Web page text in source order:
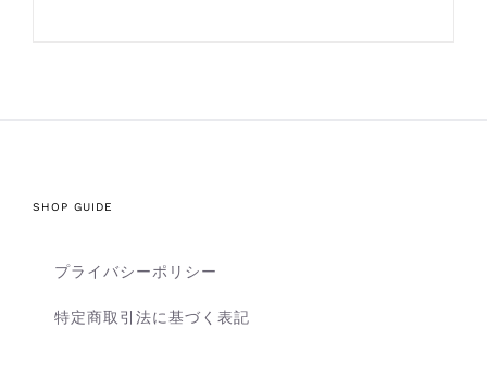
SHOP GUIDE
プライバシーポリシー
特定商取引法に基づく表記